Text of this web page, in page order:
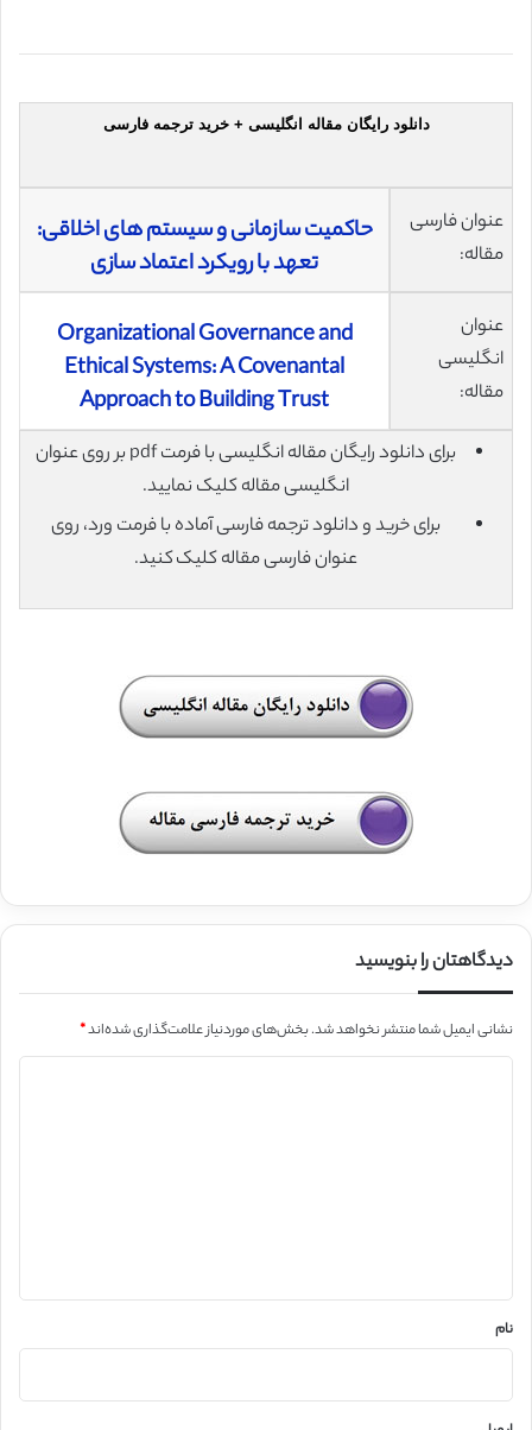
دانلود رایگان مقاله انگلیسی + خرید ترجمه فارسی
عنوان فارسی
مقاله:
حاکمیت سازمانی و سیستم های اخلاقی:
تعهد با رویکرد اعتماد سازی
عنوان
انگلیسی
مقاله:
Organizational Governance and
Ethical Systems: A Covenantal
Approach to Building Trust
برای دانلود رایگان مقاله انگلیسی با فرمت pdf بر روی عنوان
انگلیسی مقاله کلیک نمایید.
برای خرید و دانلود ترجمه فارسی آماده با فرمت ورد، روی
عنوان فارسی مقاله کلیک کنید.
دیدگاهتان را بنویسید
نشانی ایمیل شما منتشر نخواهد شد.بخش‌های موردنیاز علامت‌گذاری شده‌اند*
نام